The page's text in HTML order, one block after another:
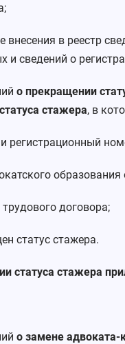
внесения в реестр
и сведений о
о прекращении
стажера, в
образования
договора;
статус стажера.
статуса стажера
о замене адвоката-